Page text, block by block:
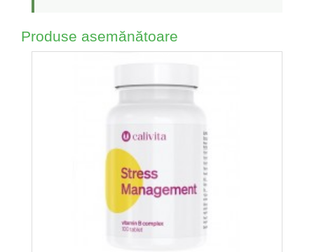
Produse asemănătoare